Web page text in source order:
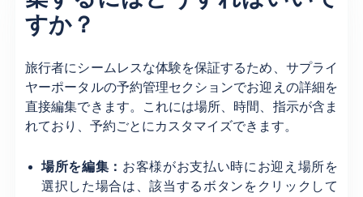
すか？
旅行者にシームレスな体験を保証するため、サプライ
ヤーポータルの予約管理セクションでお迎えの詳細を
直接編集できます。これには場所、時間、指示が含ま
れており、予約ごとにカスタマイズできます。
場所を編集： お客様がお支払い時にお迎え場所を
選択した場合は、該当するボタンをクリックして